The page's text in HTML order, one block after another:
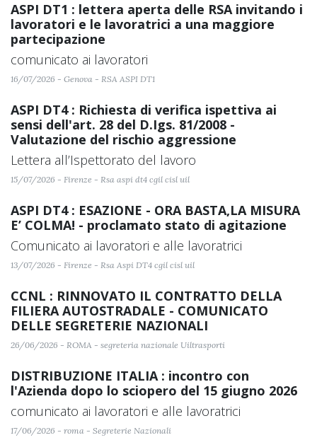
ASPI DT1 : lettera aperta delle RSA invitando i
lavoratori e le lavoratrici a una maggiore
partecipazione
comunicato ai lavoratori
16/07/2026 - Genova - RSA ASPI DT1
ASPI DT4 : Richiesta di verifica ispettiva ai
sensi dell'art. 28 del D.Igs. 81/2008 -
Valutazione del rischio aggressione
Lettera all’Ispettorato del lavoro
15/07/2026 - Firenze - Rsa aspi dt4 cgil cisl uil
ASPI DT4 : ESAZIONE - ORA BASTA,LA MISURA
E’ COLMA! - proclamato stato di agitazione
Comunicato ai lavoratori e alle lavoratrici
13/07/2026 - Firenze - Rsa Aspi DT4 cgil cisl uil
CCNL : RINNOVATO IL CONTRATTO DELLA
FILIERA AUTOSTRADALE - COMUNICATO
DELLE SEGRETERIE NAZIONALI
26/06/2026 - ROMA - segreteria nazionale Uiltrasporti
DISTRIBUZIONE ITALIA : incontro con
l'Azienda dopo lo sciopero del 15 giugno 2026
comunicato ai lavoratori e alle lavoratrici
17/06/2026 - roma - Segreterie Nazionali